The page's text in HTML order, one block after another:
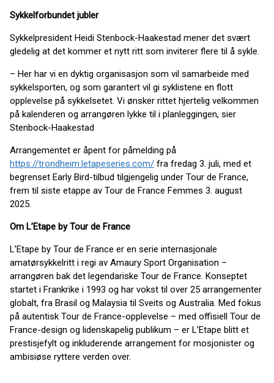
Sykkelforbundet jubler
Sykkelpresident Heidi Stenbock-Haakestad mener det svært
gledelig at det kommer et nytt ritt som inviterer flere til å sykle.
– Her har vi en dyktig organisasjon som vil samarbeide med
sykkelsporten, og som garantert vil gi syklistene en flott
opplevelse på sykkelsetet. Vi ønsker rittet hjertelig velkommen
på kalenderen og arrangøren lykke til i planleggingen, sier
Stenbock-Haakestad
Arrangementet er åpent for påmelding på
https://trondheim.letapeseries.com/ fra fredag 3. juli, med et
begrenset Early Bird-tilbud tilgjengelig under Tour de France,
frem til siste etappe av Tour de France Femmes 3. august
2025.
Om L’Etape by Tour de France
L’Etape by Tour de France er en serie internasjonale
amatørsykkelritt i regi av Amaury Sport Organisation –
arrangøren bak det legendariske Tour de France. Konseptet
startet i Frankrike i 1993 og har vokst til over 25 arrangementer
globalt, fra Brasil og Malaysia til Sveits og Australia. Med fokus
på autentisk Tour de France-opplevelse – med offisiell Tour de
France-design og lidenskapelig publikum – er L’Etape blitt et
prestisjefylt og inkluderende arrangement for mosjonister og
ambisiøse ryttere verden over.